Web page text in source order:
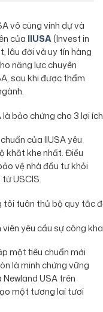
vô cùng vinh dự và
của IIUSA(Invest in
lâu đời và uy tín hàng
năng lực chuyên
sau khi được thẩm
bảo chứng cho 3 lợi
của IIUSA yêu
khắt khe nhất. Điều
vệ nhà đầu tư khỏi
USCIS.
tôi tuân thủ bộ quy tắc
yêu cầu sự công
một tiêu chuẩn mới
là minh chứng vững
USA trên
một tương lai tươi